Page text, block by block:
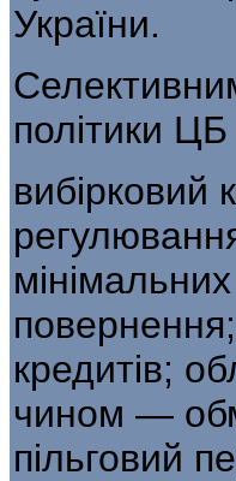
України.
політи­ки ЦБ
вибірковий
кредитів;
чином —
пільговий